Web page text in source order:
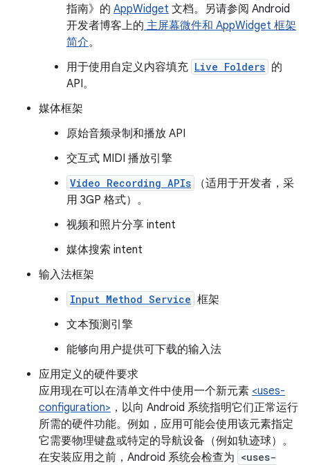
指南》的 AppWidget 文档。另请参阅 Android
开发者博客上的 主屏幕微件和 AppWidget 框架
简介。
用于使用自定义内容填充 Live Folders 的
API。
媒体框架
原始音频录制和播放 API
交互式 MIDI 播放引擎
Video Recording APIs
（适用于开发者，采
用 3GP 格式）。
视频和照片分享 intent
媒体搜索 intent
输入法框架
Input Method Service 框架
文本预测引擎
能够向用户提供可下载的输入法
应用定义的硬件要求
应用现在可以在清单文件中使用一个新元素 <uses-
configuration> ，以向 Android 系统指明它们正常运行
所需的硬件功能。例如，应用可能会使用该元素指定
它需要物理键盘或特定的导航设备（例如轨迹球）。
在安装应用之前，Android 系统会检查为 <uses-